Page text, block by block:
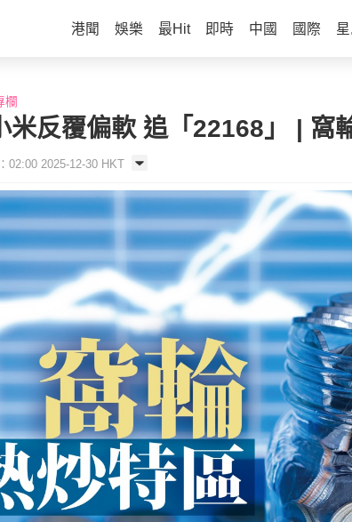
港聞 娛樂 最Hit 即時 中國 國際
欄
米反覆偏軟 追「22168」 | 窩
02:00 2025-12-30 HKT